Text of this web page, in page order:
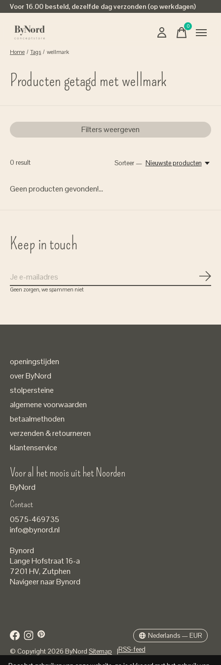
Voor 16.00 besteld, dezelfde dag verzonden (op werkdagen)
0items
Home / Tags / wellmark
Producten getagd met wellmark
Filters weergeven
0 result Sorteer — Nieuwste producten
Geen producten gevonden!...
Keep in touch
Geen zorgen, we spammen niet
openingstijden
over ByNord
stolpersteine
algemene voorwaarden
betaalmethoden
verzenden & retourneren
klantenservice
Voor al het moois uit het Noorden
ByNord
Contact
0575-469735
info@bynord.nl
Bynord
Lange Hofstraat 16-a
7201 HV, Zutphen
Navigeer naar Bynord
© Copyright 2026 ByNord Sitemap |RSS-feed
Nederlands — EUR